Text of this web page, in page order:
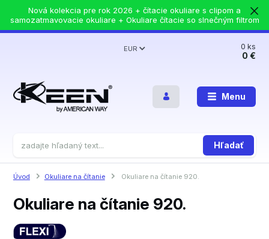
Nová kolekcia pre rok 2026 + čítacie okuliare s clipom a
samozatmavovacie okuliare + Okuliare čítacie so slnečným filtrom
Menu
EUR
Hľadať
0ks
0 €
Úvod Okuliare na čítanie Okuliare na čítanie 920.
Okuliare na čítanie 920.